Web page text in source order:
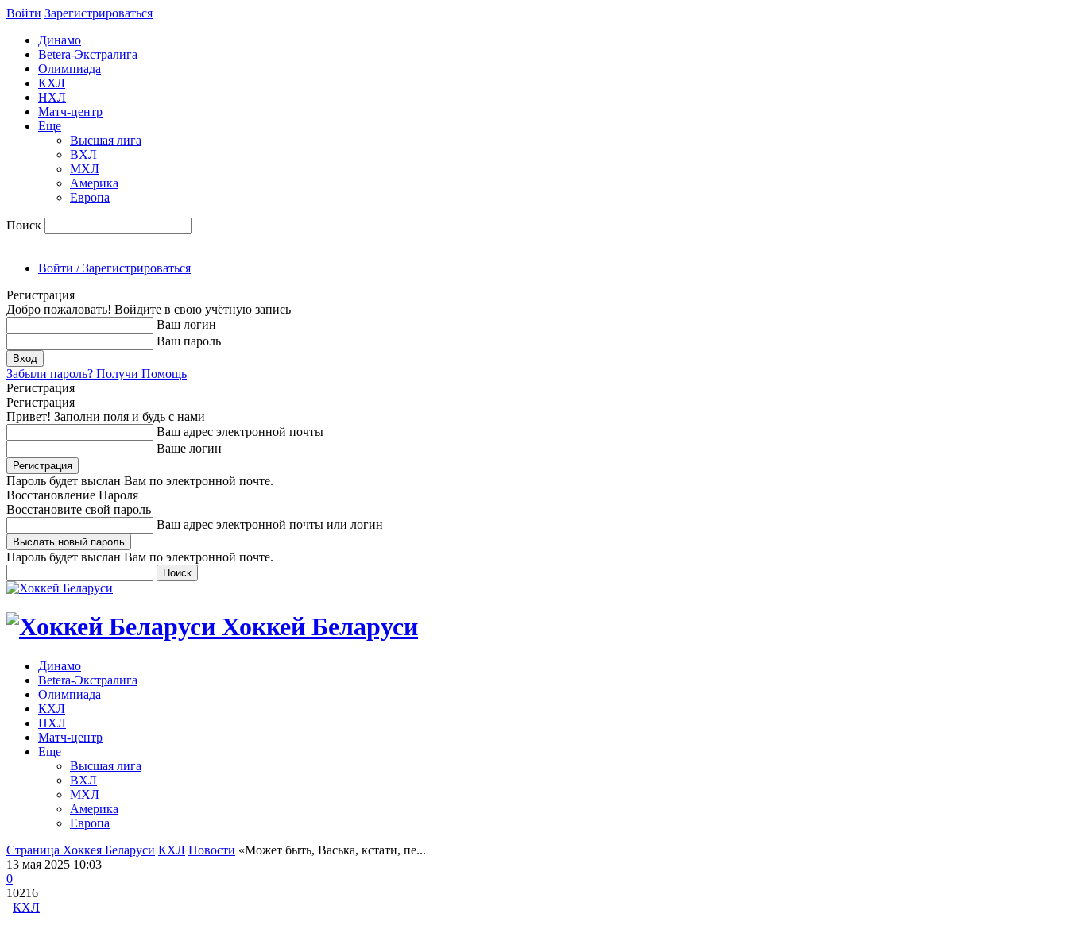
Войти Зарегиcтрироваться
Динамо
Betera-Экстралига
Олимпиада
КХЛ
НХЛ
Матч-центр
Еще
Высшая лига
ВХЛ
МХЛ
Америка
Европа
Поиск
Войти / Зарегистрироваться
Регистрация
Добро пожаловать! Войдите в свою учётную запись
Ваш логин
Ваш пароль
Забыли пароль? Получи Помощь
Регистрация
Регистрация
Привет! Заполни поля и будь с нами
Ваш адрес электронной почты
Ваше логин
Пароль будет выслан Вам по электронной почте.
Восстановление Пароля
Восстановите свой пароль
Ваш адрес электронной почты или логин
Пароль будет выслан Вам по электронной почте.
Хоккей Беларуси
Динамо
Betera-Экстралига
Олимпиада
КХЛ
НХЛ
Матч-центр
Еще
Высшая лига
ВХЛ
МХЛ
Америка
Европа
Страница Хоккея Беларуси КХЛ Новости «Может быть, Васька, кстати, пе...
13 мая 2025 10:03
0
10216
КХЛ